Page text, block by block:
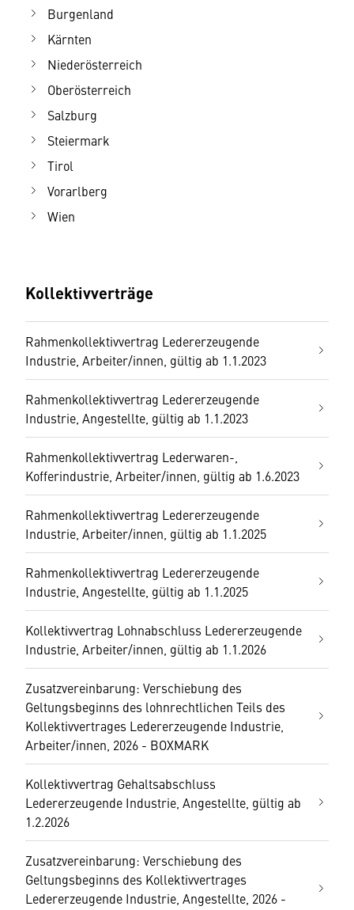
Burgenland
Kärnten
Niederösterreich
Oberösterreich
Salzburg
Steiermark
Tirol
Vorarlberg
Wien
Kollektivverträge
Rahmenkollektivvertrag Ledererzeugende
Industrie, Arbeiter/innen, gültig ab 1.1.2023
Rahmenkollektivvertrag Ledererzeugende
Industrie, Angestellte, gültig ab 1.1.2023
Rahmenkollektivvertrag Lederwaren-,
Kofferindustrie, Arbeiter/innen, gültig ab 1.6.2023
Rahmenkollektivvertrag Ledererzeugende
Industrie, Arbeiter/innen, gültig ab 1.1.2025
Rahmenkollektivvertrag Ledererzeugende
Industrie, Angestellte, gültig ab 1.1.2025
Kollektivvertrag Lohnabschluss Ledererzeugende
Industrie, Arbeiter/innen, gültig ab 1.1.2026
Zusatzvereinbarung: Verschiebung des
Geltungsbeginns des lohnrechtlichen Teils des
Kollektivvertrages Ledererzeugende Industrie,
Arbeiter/innen, 2026 - BOXMARK
Kollektivvertrag Gehaltsabschluss
Ledererzeugende Industrie, Angestellte, gültig ab
1.2.2026
Zusatzvereinbarung: Verschiebung des
Geltungsbeginns des Kollektivvertrages
Ledererzeugende Industrie, Angestellte, 2026 -